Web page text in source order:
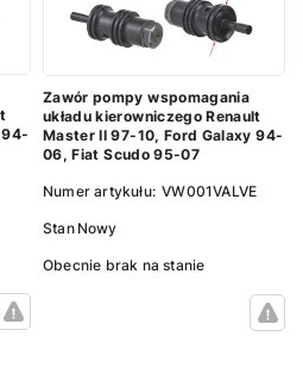
94-
Zawór pompy wspomagania
układu kierowniczego Renault
Master II 97-10, Ford Galaxy 94-
06, Fiat Scudo 95-07
Numer artykułu: VW001VALVE
Stan Nowy
Obecnie brak na stanie